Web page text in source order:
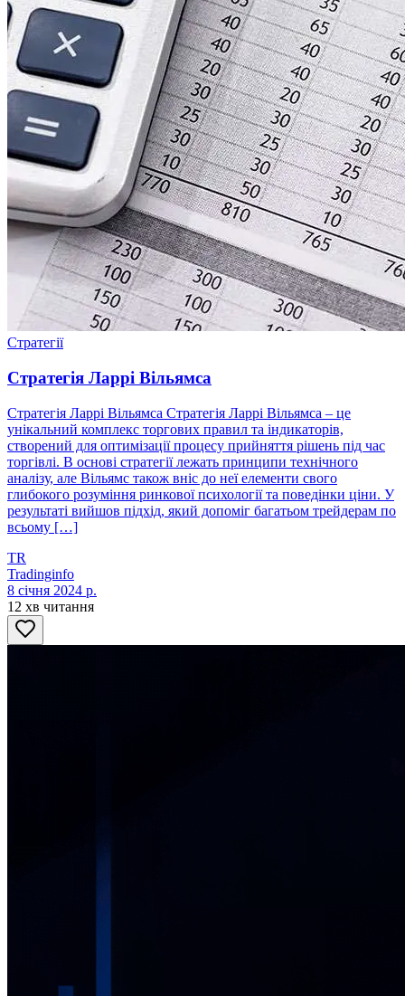
Стратегії
Стратегія Ларрі Вільямса
Стратегія Ларрі Вільямса Стратегія Ларрі Вільямса – це
унікальний комплекс торгових правил та індикаторів,
створений для оптимізації процесу прийняття рішень під час
торгівлі. В основі стратегії лежать принципи технічного
аналізу, але Вільямс також вніс до неї елементи свого
глибокого розуміння ринкової психології та поведінки ціни. У
результаті вийшов підхід, який допоміг багатьом трейдерам по
всьому […]
TR
Tradinginfo
8 січня 2024 р.
12 хв читання